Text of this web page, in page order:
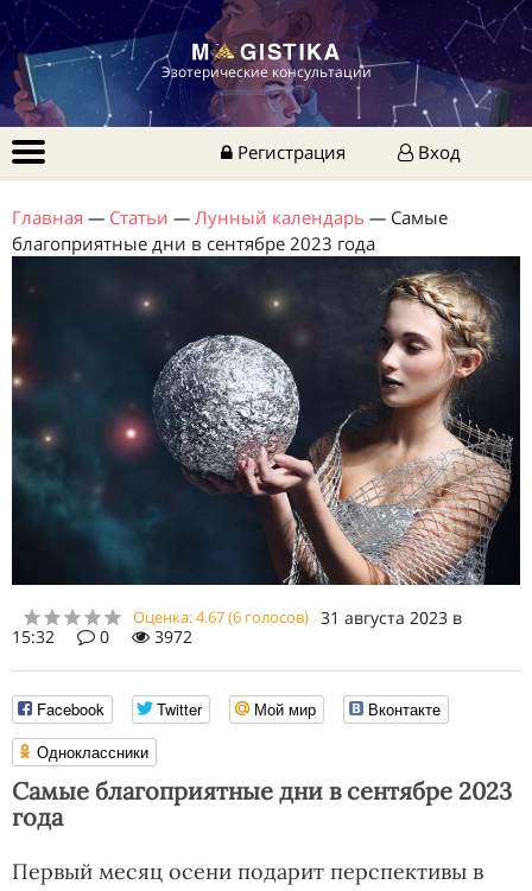
Эзотерические консультации
Регистрация Вход
Главная — Статьи — Лунный календарь — Самые
благоприятные дни в сентябре 2023 года
Оценка:4.67(6 голосов) 31 августа 2023 в
15:32
0 3972
Facebook Twitter Мой мир
Вконтакте
Одноклассники
Самые благоприятные дни в сентябре 2023
года
Первый месяц осени подарит перспективы в